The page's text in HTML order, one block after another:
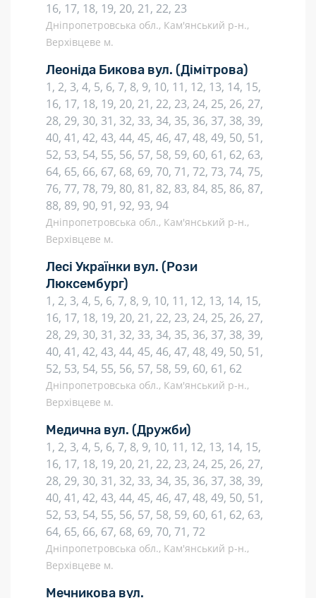
16, 17, 18, 19, 20, 21, 22, 23
Дніпропетровська обл., Кам'янський р-н.,
Верхівцеве м.
Леоніда Бикова вул. (Дімітрова)
1, 2, 3, 4, 5, 6, 7, 8, 9, 10, 11, 12, 13, 14, 15,
16, 17, 18, 19, 20, 21, 22, 23, 24, 25, 26, 27,
28, 29, 30, 31, 32, 33, 34, 35, 36, 37, 38, 39,
40, 41, 42, 43, 44, 45, 46, 47, 48, 49, 50, 51,
52, 53, 54, 55, 56, 57, 58, 59, 60, 61, 62, 63,
64, 65, 66, 67, 68, 69, 70, 71, 72, 73, 74, 75,
76, 77, 78, 79, 80, 81, 82, 83, 84, 85, 86, 87,
88, 89, 90, 91, 92, 93, 94
Дніпропетровська обл., Кам'янський р-н.,
Верхівцеве м.
Лесі Українки вул. (Рози
Люксембург)
1, 2, 3, 4, 5, 6, 7, 8, 9, 10, 11, 12, 13, 14, 15,
16, 17, 18, 19, 20, 21, 22, 23, 24, 25, 26, 27,
28, 29, 30, 31, 32, 33, 34, 35, 36, 37, 38, 39,
40, 41, 42, 43, 44, 45, 46, 47, 48, 49, 50, 51,
52, 53, 54, 55, 56, 57, 58, 59, 60, 61, 62
Дніпропетровська обл., Кам'янський р-н.,
Верхівцеве м.
Медична вул. (Дружби)
1, 2, 3, 4, 5, 6, 7, 8, 9, 10, 11, 12, 13, 14, 15,
16, 17, 18, 19, 20, 21, 22, 23, 24, 25, 26, 27,
28, 29, 30, 31, 32, 33, 34, 35, 36, 37, 38, 39,
40, 41, 42, 43, 44, 45, 46, 47, 48, 49, 50, 51,
52, 53, 54, 55, 56, 57, 58, 59, 60, 61, 62, 63,
64, 65, 66, 67, 68, 69, 70, 71, 72
Дніпропетровська обл., Кам'янський р-н.,
Верхівцеве м.
Мечникова вул.